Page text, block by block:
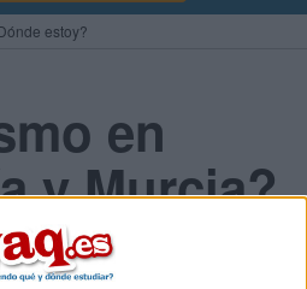
estoy?
en
y Murcia?